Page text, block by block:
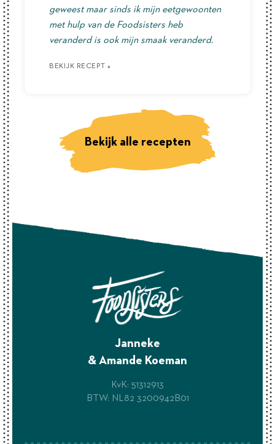
BEKIJK RECEPT »
BEKIJK RECEPT »
geweest maar sinds ik mijn eetgewoonten
met hulp van de Foodsisters heb
veranderd is ook mijn smaak veranderd.
BEKIJK RECEPT »
Bekijk alle recepten
Janneke
& Amande Koeman
KvK: 51312913
BTW: NL82 3200942B01